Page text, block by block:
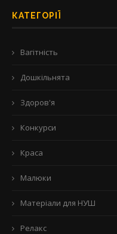
КАТЕГОРІЇ
Вагітність
Дошкільнята
Здоров'я
Конкурси
Краса
Малюки
Матеріали для НУШ
Релакс